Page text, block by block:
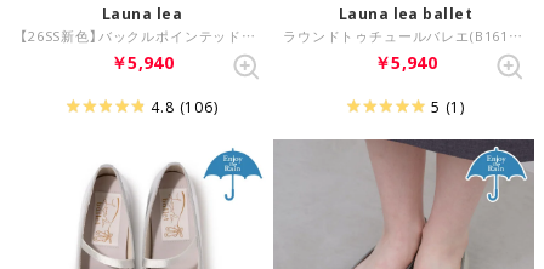
Launa lea
【26SS新色】バックルポインテッドトゥパンプス(0459C) （ミントZ/C）
￥5,940
4.8 (106)
Launa lea ballet
ラウンドトゥチュールバレエ(B1612A) （シルバーZ）
￥5,940
5 (1)